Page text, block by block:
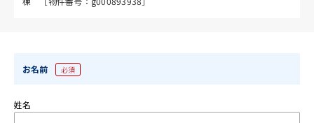
お名前 必須
姓名